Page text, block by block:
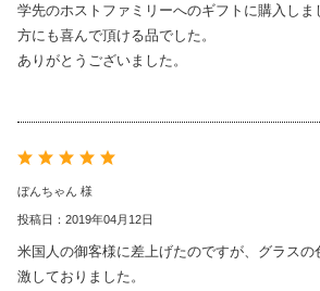
学先のホストファミリーへのギフトに購入しま
方にも喜んで頂ける品でした。
ありがとうございました。
ぼんちゃん 様
投稿日：2019年04月12日
米国人の御客様に差上げたのですが、グラス
激しておりました。